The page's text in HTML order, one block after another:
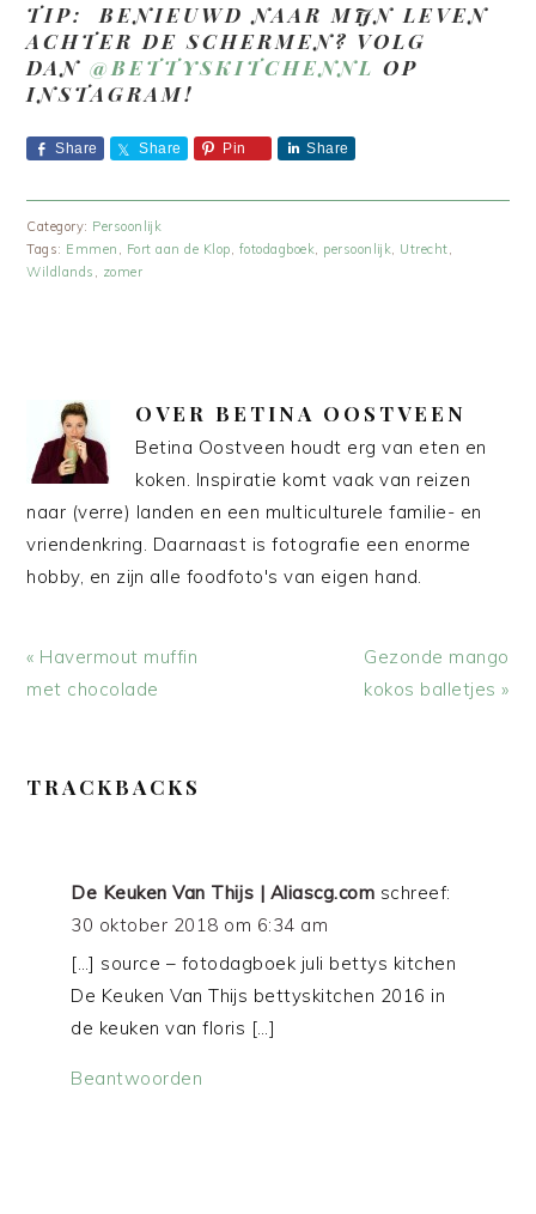
TIP: BENIEUWD NAAR MIJN LEVEN
ACHTER DE SCHERMEN? VOLG
DAN@BETTYSKITCHENNL OP
INSTAGRAM!
Share Share Pin Share
Category: Persoonlijk
Tags: Emmen , Fort aan de Klop, fotodagboek, persoonlijk, Utrecht,
Wildlands , zomer
OVER BETINA OOSTVEEN
Betina Oostveen houdt erg van eten en
koken. Inspiratie komt vaak van reizen
naar (verre) landen en een multiculturele familie- en
vriendenkring. Daarnaast is fotografie een enorme
hobby, en zijn alle foodfoto's van eigen hand.
Vorig
bericht:
« Havermout muffin
met chocolade
Volgend
bericht:
Gezonde mango
kokos balletjes »
LEES
TRACKBACKS
De Keuken Van Thijs | Aliascg.com schreef:
30 oktober 2018 om 6:34 am
[…] source – fotodagboek juli bettys kitchen
De Keuken Van Thijs bettyskitchen 2016 in
de keuken van floris […]
Beantwoorden